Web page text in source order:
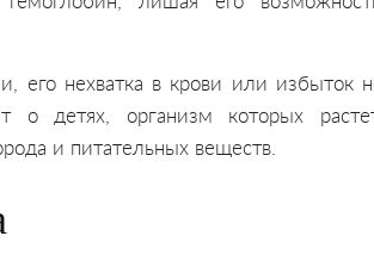
его нехватка в крови или избыток
о детях, организм которых
и питательных веществ.